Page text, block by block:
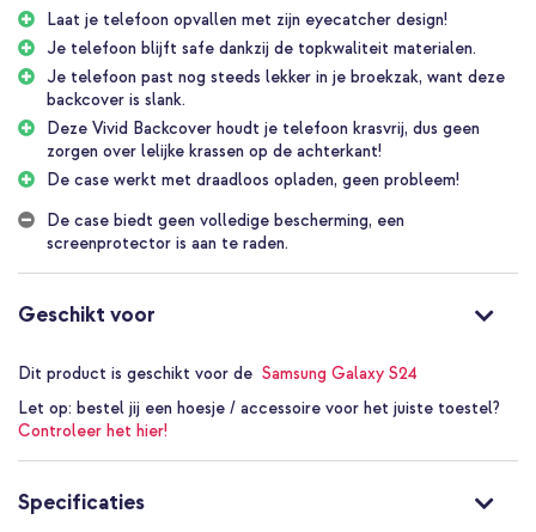
Maak je klaar om je telefoon een boost te geven met deze
Selencia must-have! Met zijn dubbellaagse structuur biedt deze
case niet alleen serieuze bescherming, maar ook een flinke dosis
stijl. De modieuze buitenkant, gemaakt van hard plastic, kan
krassen en deuken aan, terwijl de binnenkant van zacht,
schokabsorberend siliconen materiaal je telefoon veilig houdt
tegen schokken en stoten. En weet je wat het nog beter maakt?
De verhoogde randen bij de camera en het scherm geven extra
bescherming tegen onverwachte valpartijen. Dus zeg maar bye-
bye tegen krassen, deuken en stoten!
Levendige touch
Heb je het al gehoord? Jouw telefoon blijft gewoon lekker slank
gedoe meer met een klomp in je hand, je smartphone voelt nog
dansen bent op je favoriete tunes, deze backcover voegt een
dosis stijl toe aan elke situatie. Zo maak je van je telefoon een
echt fashion statement.
Dit hoesje is gewoon perfect voor jouw telefoon! Het past als een
handschoen en heeft alle gaten en knoppen op de juiste plek. Je
kunt nog steeds bij al je poorten zonder gedoe, en die knoppen
Laat je telefoon opvallen met zijn eyecatcher design!
Je telefoon blijft safe dankzij de topkwaliteit materialen.
Je telefoon past nog steeds lekker in je broekzak, want deze
backcover is slank.
Deze Vivid Backcover houdt je telefoon krasvrij, dus geen
zorgen over lelijke krassen op de achterkant!
De case werkt met draadloos opladen, geen probleem!
De case biedt geen volledige bescherming, een
screenprotector is aan te raden.
Geschikt voor
Dit product is geschikt voor de Samsung Galaxy S24
Let op: bestel jij een hoesje / accessoire voor het juiste toestel?
Controleer het hier!
Specificaties